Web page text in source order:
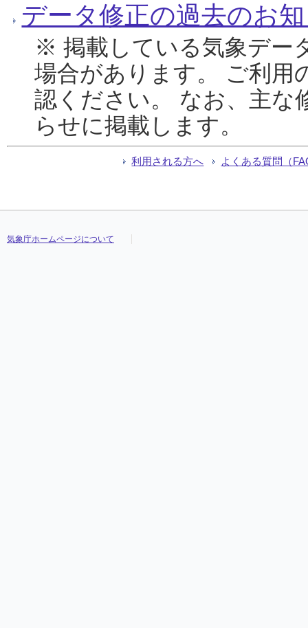
データ修正の過去のお
※ 掲載している気象デー
場合があります。 ご利用
認ください。 なお、主な
らせに掲載します。
利用される方へ よくある質問（
気象庁ホームページについて